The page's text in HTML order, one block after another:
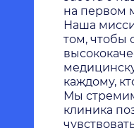
на первом
Наша
том, чтобы
каждому,
Мы
клиника